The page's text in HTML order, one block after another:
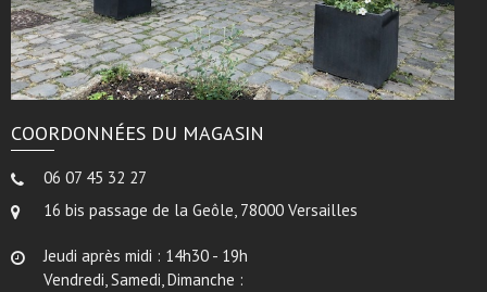
COORDONNÉES DU MAGASIN
06 07 45 32 27
16 bis passage de la Geôle, 78000 Versailles
Jeudi après midi : 14h30 - 19h
Vendredi, Samedi, Dimanche :